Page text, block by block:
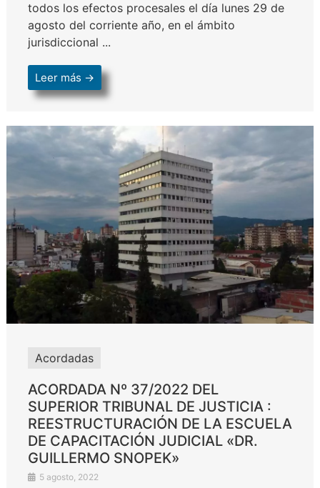
todos los efectos procesales el día lunes 29 de
agosto del corriente año, en el ámbito
jurisdiccional ...
Leer más →
Acordadas
ACORDADA Nº 37/2022 DEL
SUPERIOR TRIBUNAL DE JUSTICIA :
REESTRUCTURACIÓN DE LA ESCUELA
DE CAPACITACIÓN JUDICIAL «DR.
GUILLERMO SNOPEK»
5 agosto, 2022